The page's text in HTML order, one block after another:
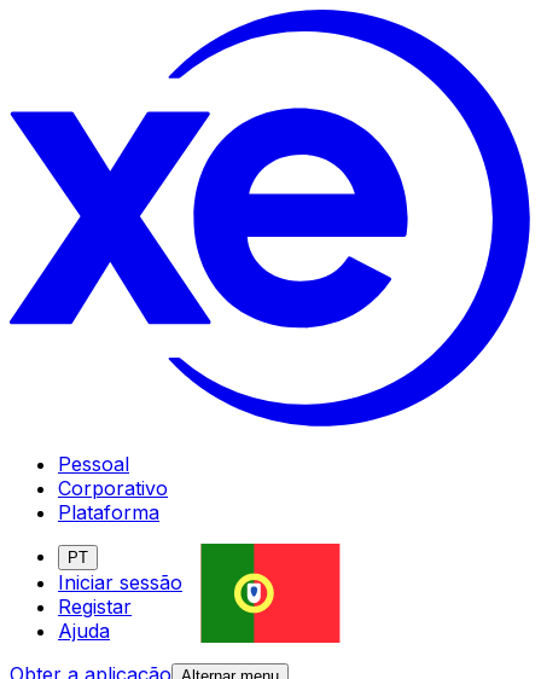
Pessoal
Corporativo
Plataforma
PT
Iniciar sessão
Registar
Ajuda